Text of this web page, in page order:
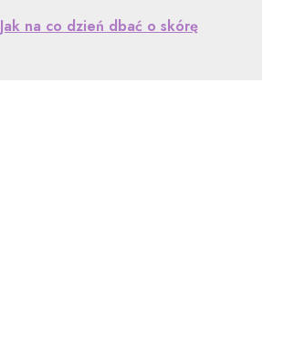
Jak na co dzień dbać o skórę